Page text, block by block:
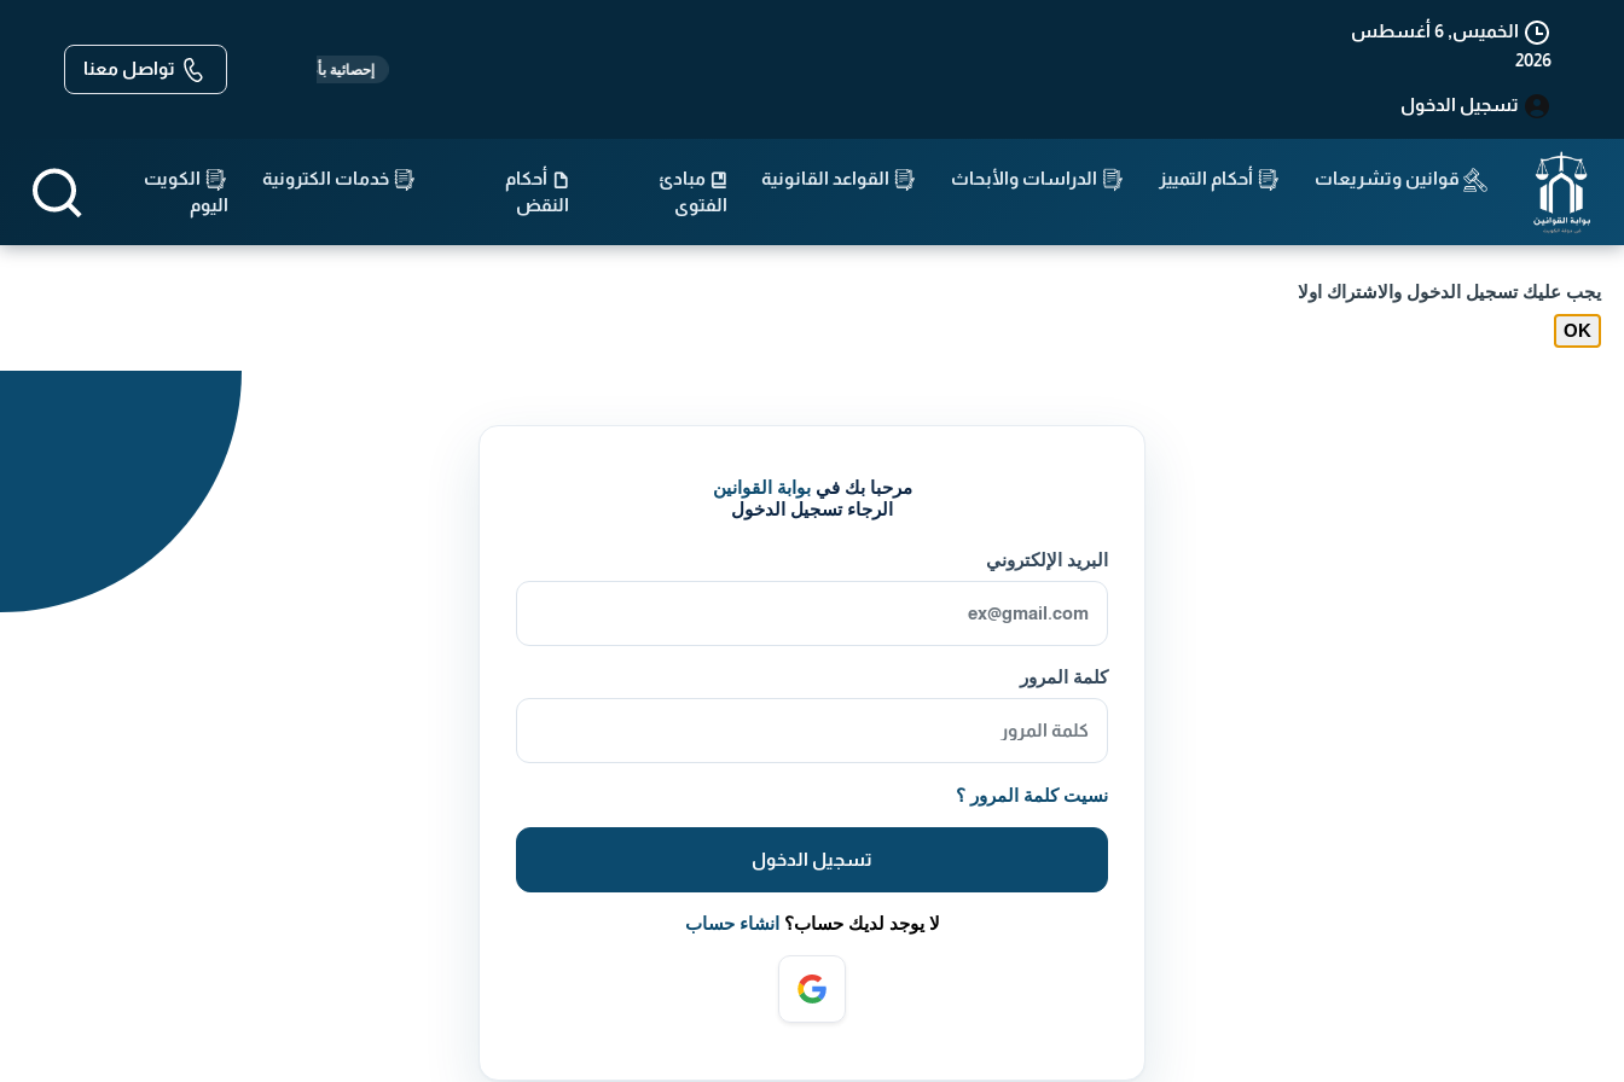
الخميس, 6 أغسطس
2026
تسجيل الدخول
إحصائية بأعداد القوانين والتشريعات قوانين :568
-قرارات :تواصل معنا
قوانين وتشريعات أحكام التمييز الدراسات والأبحاث القواعد القانونية
مبادئ
الفتوى
أحكام
النقض
خدمات الكترونية
الكويت
اليوم
يجب عليك تسجيل الدخول والاشتراك اولا
OK
مرحبا بك فيبوابة القوانين
الرجاء تسجيل الدخول
البريد الإلكتروني
كلمة المرور
نسيت كلمة المرور ؟
تسجيل الدخول
لا يوجد لديك حساب؟ انشاء حساب